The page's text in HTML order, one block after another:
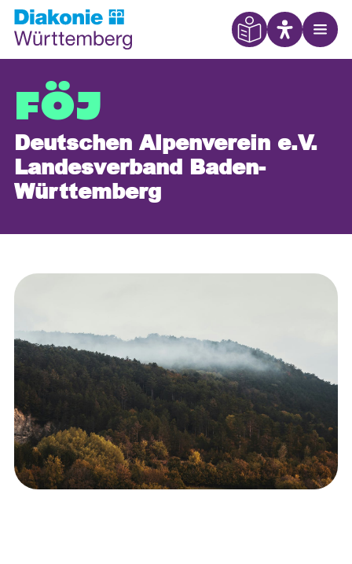
Eye Able
FÖJ
Deutschen Alpenverein e.V.
Landesverband Baden-
Württemberg